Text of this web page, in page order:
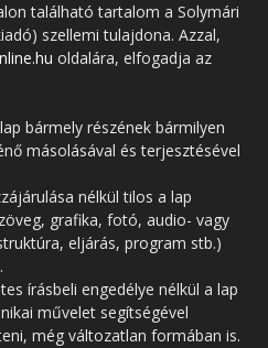
található tartalom a Solymári
szellemi tulajdona. Azzal,
oldalára, elfogadja az
bármely részének bármilyen
másolásával és terjesztésével
nélkül tilos a lap
grafika, fotó, audio- vagy
eljárás, program stb.)
írásbeli engedélye nélkül a lap
művelet segítségével
még változatlan formában is.